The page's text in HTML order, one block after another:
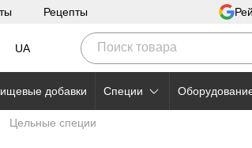
Рецепты
UA
добавки Специи
Цельные специи